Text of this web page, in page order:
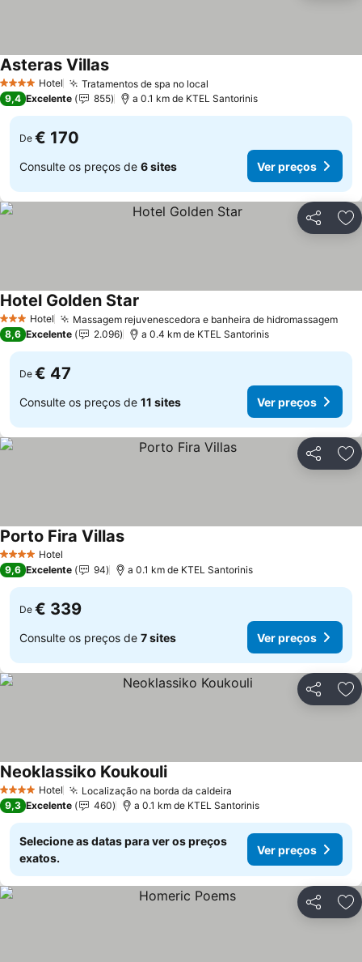
4 EstrelasHotel Tratamentos de spa no local
Asteras Villas
9,4 Excelente 855 a 0.1 km de KTEL Santorinis
De € 170
Consulte os preços de 6 sites Ver preços
Partilhar
3 EstrelasHotel Massagem rejuvenescedora e banheira de hidromassagem
Hotel Golden Star
8,6 Excelente 2.096 a 0.4 km de KTEL Santorinis
De € 47
Consulte os preços de 11 sites Ver preços
Partilhar
4 EstrelasHotel
Porto Fira Villas
9,6 Excelente 94 a 0.1 km de KTEL Santorinis
De € 339
Consulte os preços de 7 sites Ver preços
Partilhar
4 EstrelasHotel Localização na borda da caldeira
Neoklassiko Koukouli
9,3 Excelente 460 a 0.1 km de KTEL Santorinis
Selecione as datas para ver os preços
exatos.
Ver preços
Partilhar